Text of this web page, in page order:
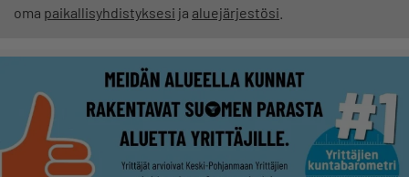
oma paikallisyhdistyksesi ja aluejärjestösi
Suodata hakutuloksia: näytä kaikki sisältö